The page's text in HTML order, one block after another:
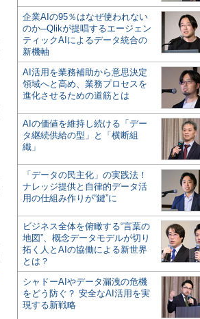
企業AIの95％はなぜ使われない
のか─Qlikが提唱するエージェン
ティックAIによるデータ統合の
新機軸
AI活用を業務補助から意思決定
領域へと高め、業務プロセスを
進化させるための道筋とは
AIの価値を維持し続ける「デー
タ継続供給の型」と「横断組
織」
「データの民主化」の実践法！
ナレッジ提供と自律的データ活
用の仕組み作りが“鍵”に
ビジネス全体を俯瞰する“言葉の
地図”、概念データモデルが切り
拓く人とAIの協働による新世界
とは？
シャドーAIやデータ漏洩の危機
をどう防ぐ？ 安全なAI活用を実
現する新戦略